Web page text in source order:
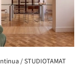
/ STUDIOTAMAT